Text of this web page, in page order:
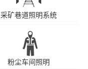
采矿巷道照明系统
粉尘车间照明